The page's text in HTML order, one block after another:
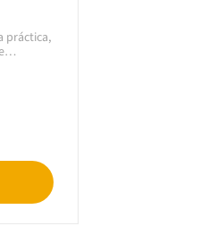
práctica,
entre
Los
con